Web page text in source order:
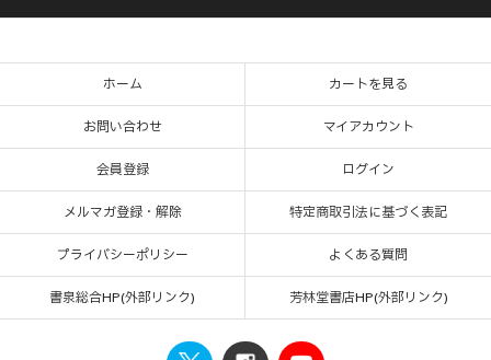
ホーム カートを見る
お問い合わせ マイアカウント
会員登録 ログイン
メルマガ登録・解除 特定商取引法に基づく表記
プライバシーポリシー よくある質問
書泉総合HP(外部リンク) 芳林堂書店HP(外部リンク)